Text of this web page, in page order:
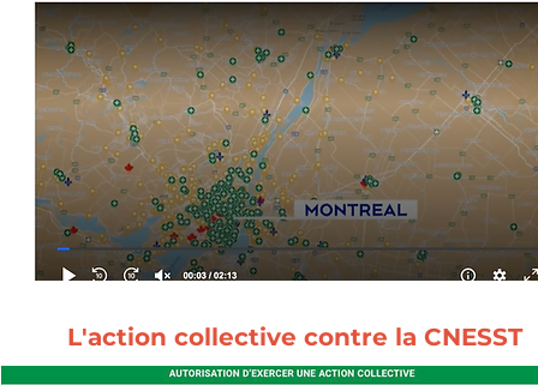
L'action collective contre la CNESST